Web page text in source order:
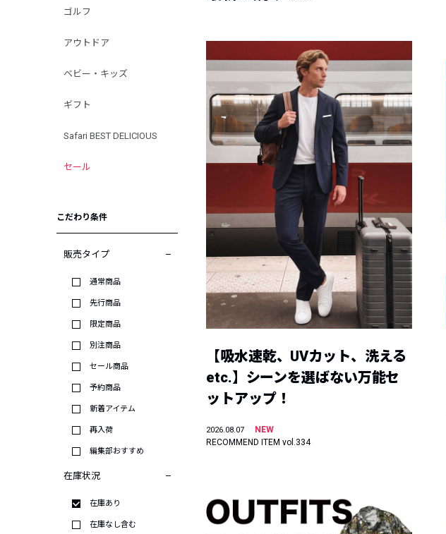
ゴルフ
アウトドア
ベビー・キッズ
ギフト
Safari BEST DELICIOUS
セール
こだわり条件
販売タイプ
通常商品
先行商品
限定商品
別注商品
セール商品
予約商品
新着アイテム
再入荷
編集部おすすめ
在庫状況
在庫あり
在庫なし含む
【吸水速乾、UVカット、洗える
etc.】シーンを選ばない万能セ
ットアップ！
2026.08.07
NEW
RECOMMEND ITEM vol.334